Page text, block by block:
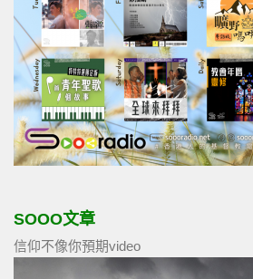
SOOO文章
信仰不像你預期video